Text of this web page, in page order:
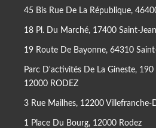
45 Bis Rue De La République,
18 Pl. Du Marché, 17400 Saint-
19 Route De Bayonne, 64310
Parc D'activités De La Gineste,
12000 RODEZ
3 Rue Mailhes, 12200 Villefranche-
1 Place Du Bourg, 12000 Rodez